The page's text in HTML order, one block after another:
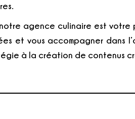
agence culinaire est votre
et vous accompagner dans
à la création de contenus